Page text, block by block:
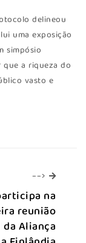
delineou
uma exposição
simpósio
a riqueza do
vasto e
--> -->
na
reunião
Aliança